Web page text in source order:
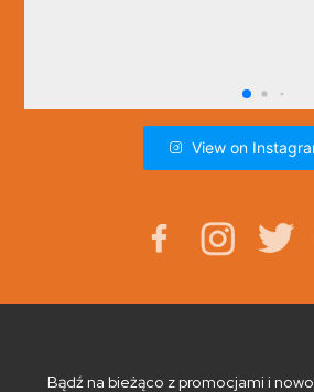
View on
Bądź na bieżąco z promocjami i